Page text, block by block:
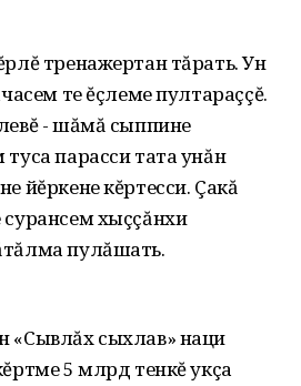
тренажертан тăрать. Ун
те ĕçлеме пултараççĕ.
- шăмă сыппине
парасси тата унăн
йĕркене кĕртесси. Çакă
хыççăнхи
пулăшать.
«Сывлăх сыхлав» наци
5 млрд тенкĕ укçа